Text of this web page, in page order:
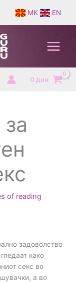
MK EN
0 ден
of reading
задоволство
како
секс во
а во